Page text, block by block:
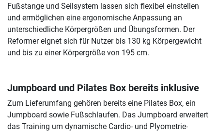
Fußstange und Seilsystem lassen sich flexibel einstellen
und ermöglichen eine ergonomische Anpassung an
unterschiedliche Körpergrößen und Übungsformen. Der
Reformer eignet sich für Nutzer bis 130 kg Körpergewicht
und bis zu einer Körpergröße von 195 cm.
Jumpboard und Pilates Box bereits inklusive
Zum Lieferumfang gehören bereits eine Pilates Box, ein
Jumpboard sowie Fußschlaufen. Das Jumpboard erweitert
das Training um dynamische Cardio- und Plyometrie-